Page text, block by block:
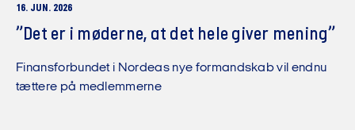
16. JUN. 2026
”Det er i møderne, at det hele giver mening”
Finansforbundet i Nordeas nye formandskab vil endnu
tættere på medlemmerne